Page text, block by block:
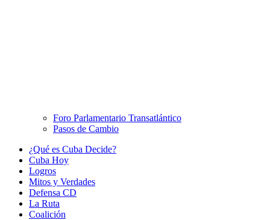
Foro Parlamentario Transatlántico
Pasos de Cambio
¿Qué es Cuba Decide?
Cuba Hoy
Logros
Mitos y Verdades
Defensa CD
La Ruta
Coalición